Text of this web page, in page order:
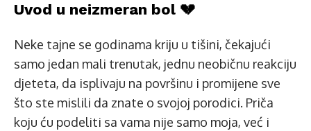
Uvod u neizmeran bol 💔
Neke tajne se godinama kriju u tišini, čekajući
samo jedan mali trenutak, jednu neobičnu reakciju
djeteta, da isplivaju na površinu i promijene sve
što ste mislili da znate o svojoj porodici. Priča
koju ću podeliti sa vama nije samo moja, već i